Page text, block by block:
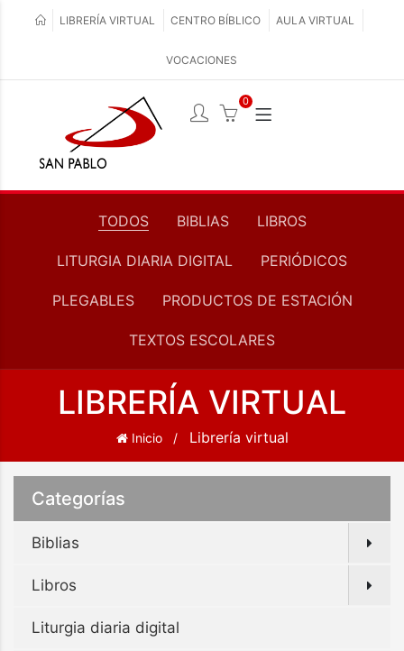
LIBRERÍA VIRTUAL CENTRO BÍBLICO AULA VIRTUAL
VOCACIONES
0
TODOS BIBLIAS LIBROS
LITURGIA DIARIA DIGITAL PERIÓDICOS
PLEGABLES PRODUCTOS DE ESTACIÓN
TEXTOS ESCOLARES
LIBRERÍA VIRTUAL
Inicio Librería virtual
Categorías
Biblias
Libros
Liturgia diaria digital